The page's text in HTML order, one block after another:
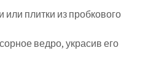
плитки из пробкового
ведро, украсив его